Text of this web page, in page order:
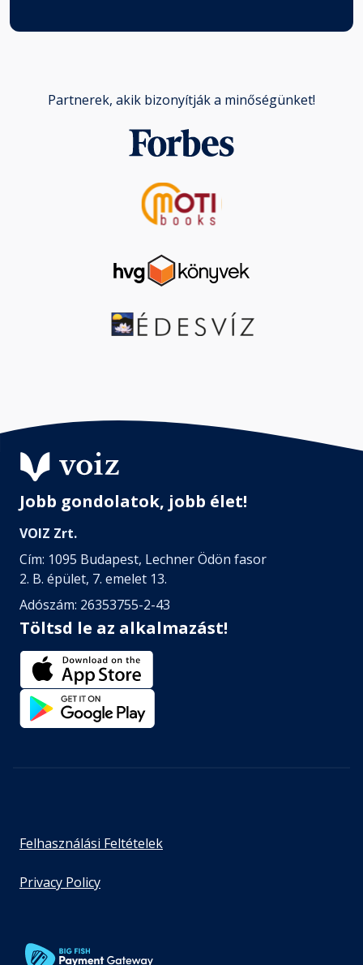
Partnerek, akik bizonyítják a minőségünket!
Jobb gondolatok, jobb élet!
VOIZ Zrt.
Cím: 1095 Budapest, Lechner Ödön fasor
2. B. épület, 7. emelet 13.
Adószám: 26353755-2-43
Töltsd le az alkalmazást!
Felhasználási Feltételek
Privacy Policy